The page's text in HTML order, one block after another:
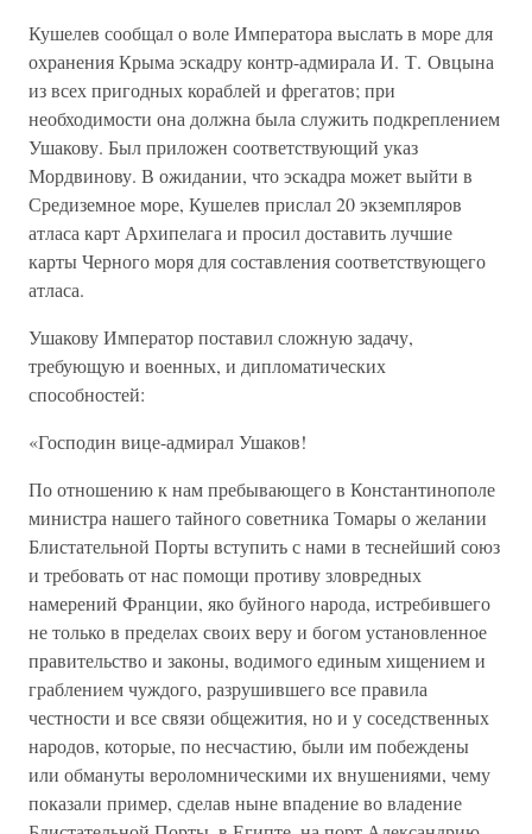
Кушелев сообщал о воле Императора выслать в море для
охранения Крыма эскадру контр-адмирала И. Т. Овцына
из всех пригодных кораблей и фрегатов; при
необходимости она должна была служить подкреплением
Ушакову. Был приложен соответствующий указ
Мордвинову. В ожидании, что эскадра может выйти в
Средиземное море, Кушелев прислал 20 экземпляров
атласа карт Архипелага и просил доставить лучшие
карты Черного моря для составления соответствующего
атласа.
Ушакову Император поставил сложную задачу,
требующую и военных, и дипломатических
способностей:
«Господин вице-адмирал Ушаков!
По отношению к нам пребывающего в Константинополе
министра нашего тайного советника Томары о желании
Блистательной Порты вступить с нами в теснейший союз
и требовать от нас помощи противу зловредных
намерений Франции, яко буйного народа, истребившего
не только в пределах своих веру и богом установленное
правительство и законы, водимого единым хищением и
граблением чуждого, разрушившего все правила
честности и все связи общежития, но и у соседственных
народов, которые, по несчастию, были им побеждены
или обмануты вероломническими их внушениями, чему
показали пример, сделав ныне впадение во владение